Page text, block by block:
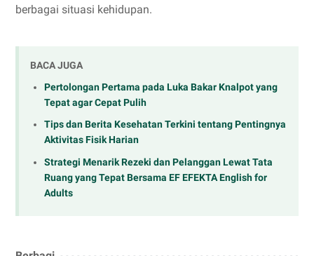
berbagai situasi kehidupan.
BACA JUGA
Pertolongan Pertama pada Luka Bakar Knalpot yang
Tepat agar Cepat Pulih
Tips dan Berita Kesehatan Terkini tentang Pentingnya
Aktivitas Fisik Harian
Strategi Menarik Rezeki dan Pelanggan Lewat Tata
Ruang yang Tepat Bersama EF EFEKTA English for
Adults